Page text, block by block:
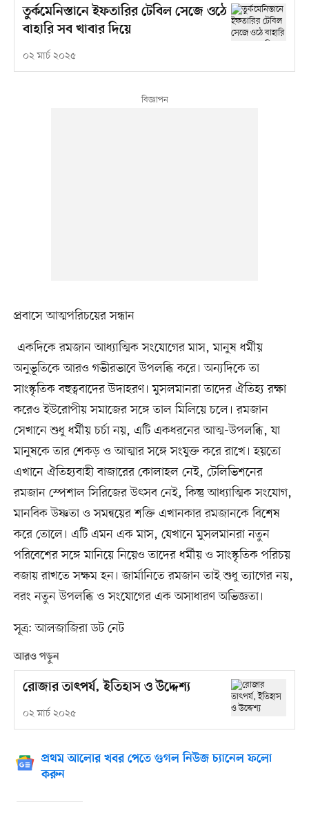
তুর্কমেনিস্তানে ইফতারির টেবিল সেজে ওঠে
বাহারি সব খাবার দিয়ে
০২ মার্চ ২০২৫
প্রবাসে আত্মপরিচয়ের সন্ধান
একদিকে রমজান আধ্যাত্মিক সংযোগের মাস, মানুষ ধর্মীয়
অনুভূতিকে আরও গভীরভাবে উপলব্ধি করে। অন্যদিকে তা
সাংস্কৃতিক বহুত্ববাদের উদাহরণ। মুসলমানরা তাদের ঐতিহ্য রক্ষা
করেও ইউরোপীয় সমাজের সঙ্গে তাল মিলিয়ে চলে। রমজান
সেখানে শুধু ধর্মীয় চর্চা নয়, এটি একধরনের আত্ম-উপলব্ধি, যা
মানুষকে তার শেকড় ও আত্মার সঙ্গে সংযুক্ত করে রাখে। হয়তো
এখানে ঐতিহ্যবাহী বাজারের কোলাহল নেই, টেলিভিশনের
রমজান স্পেশাল সিরিজের উৎসব নেই, কিন্তু আধ্যাত্মিক সংযোগ,
মানবিক উষ্ণতা ও সমন্বয়ের শক্তি এখানকার রমজানকে বিশেষ
করে তোলে। এটি এমন এক মাস, যেখানে মুসলমানরা নতুন
পরিবেশের সঙ্গে মানিয়ে নিয়েও তাদের ধর্মীয় ও সাংস্কৃতিক পরিচয়
বজায় রাখতে সক্ষম হন। জার্মানিতে রমজান তাই শুধু ত্যাগের নয়,
বরং নতুন উপলব্ধি ও সংযোগের এক অসাধারণ অভিজ্ঞতা।
সূত্র: আলজাজিরা ডট নেট
আরও পড়ুন
রোজার তাৎপর্য, ইতিহাস ও উদ্দেশ্য
০২ মার্চ ২০২৫
প্রথম আলোর খবর পেতে গুগল নিউজ চ্যানেল ফলো
করুন